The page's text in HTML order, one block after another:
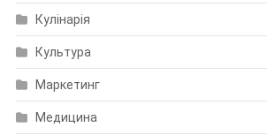
Кулінарія
Культура
Маркетинг
Медицина